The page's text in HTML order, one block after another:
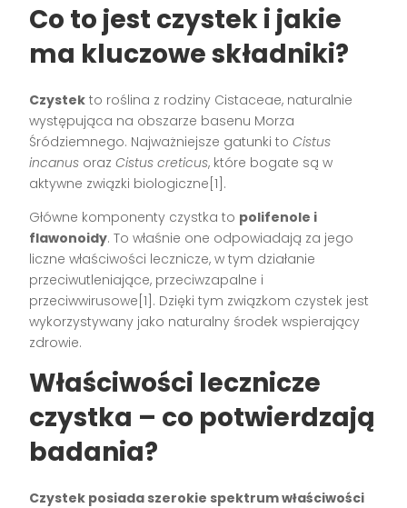
Co to jest czystek i jakie
ma kluczowe składniki?
Czystek to roślina z rodziny Cistaceae, naturalnie
występująca na obszarze basenu Morza
Śródziemnego. Najważniejsze gatunki toCistus
incanus orazCistus creticus, które bogate są w
aktywne związki biologiczne[1].
Główne komponenty czystka to polifenole i
flawonoidy. To właśnie one odpowiadają za jego
liczne właściwości lecznicze, w tym działanie
przeciwutleniające, przeciwzapalne i
przeciwwirusowe[1]. Dzięki tym związkom czystek jest
wykorzystywany jako naturalny środek wspierający
zdrowie.
Właściwości lecznicze
czystka – co potwierdzają
badania?
Czystek posiada szerokie spektrum właściwości